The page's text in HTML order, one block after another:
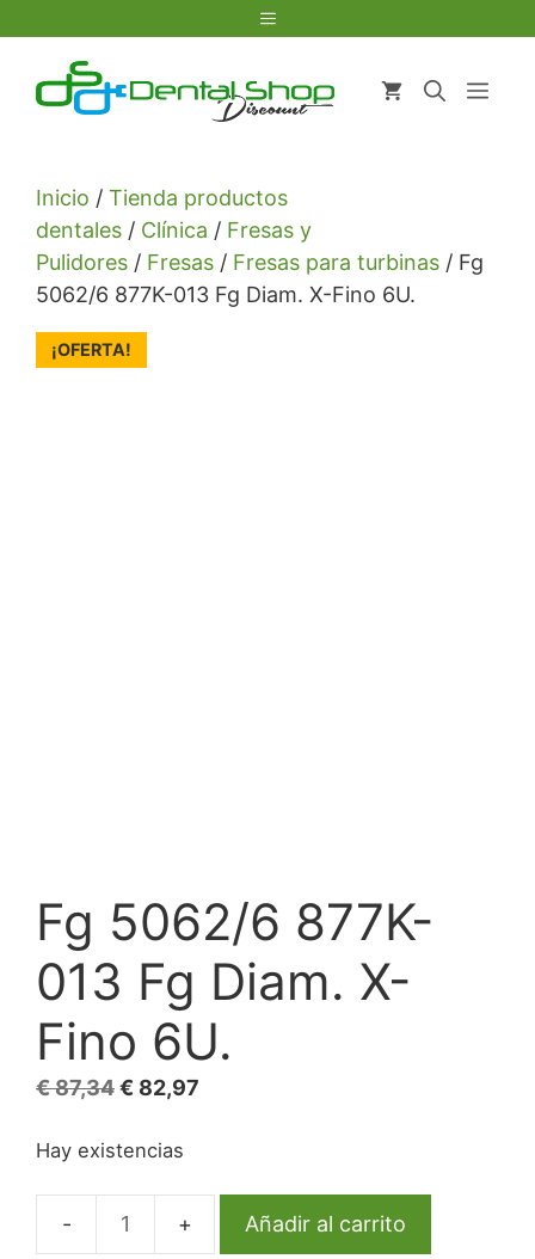
contenido
Menú
Inicio / Tienda productos
dentales / Clínica / Fresas y
Pulidores / Fresas / Fresas para turbinas / Fg
5062/6 877K-013 Fg Diam. X-Fino 6U.
¡OFERTA!
Fg 5062/6 877K-
013 Fg Diam. X-
Fino 6U.
€87,34El
original
€ 87,34.
€ 82,97
€ 82,97.
Hay existencias
Añadir al carrito